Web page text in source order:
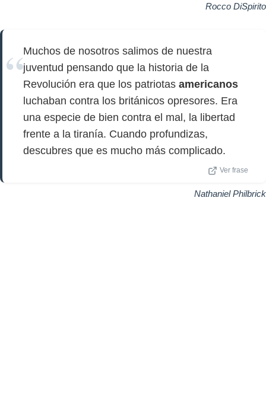
Rocco DiSpirito
Muchos de nosotros salimos de nuestra
juventud pensando que la historia de la
Revolución era que los patriotas americanos
luchaban contra los británicos opresores. Era
una especie de bien contra el mal, la libertad
frente a la tiranía. Cuando profundizas,
descubres que es mucho más complicado.
Ver frase
Nathaniel Philbrick